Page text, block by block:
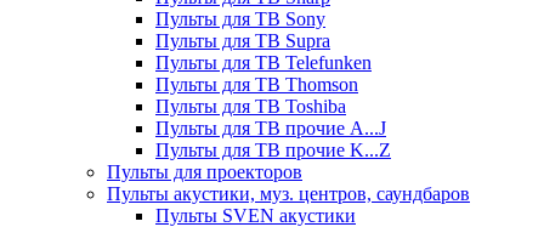
Пульты для ТВ Sony
Пульты для ТВ Supra
Пульты для ТВ Telefunken
Пульты для ТВ Thomson
Пульты для ТВ Toshiba
Пульты для ТВ прочие A...J
Пульты для ТВ прочие K...Z
Пульты для проекторов
Пульты акустики, муз. центров, саундбаров
Пульты SVEN акустики